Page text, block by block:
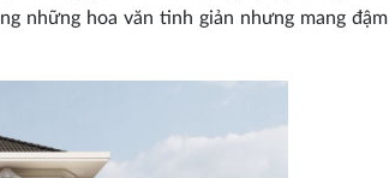
những hoa văn tinh giản nhưng mang đậm